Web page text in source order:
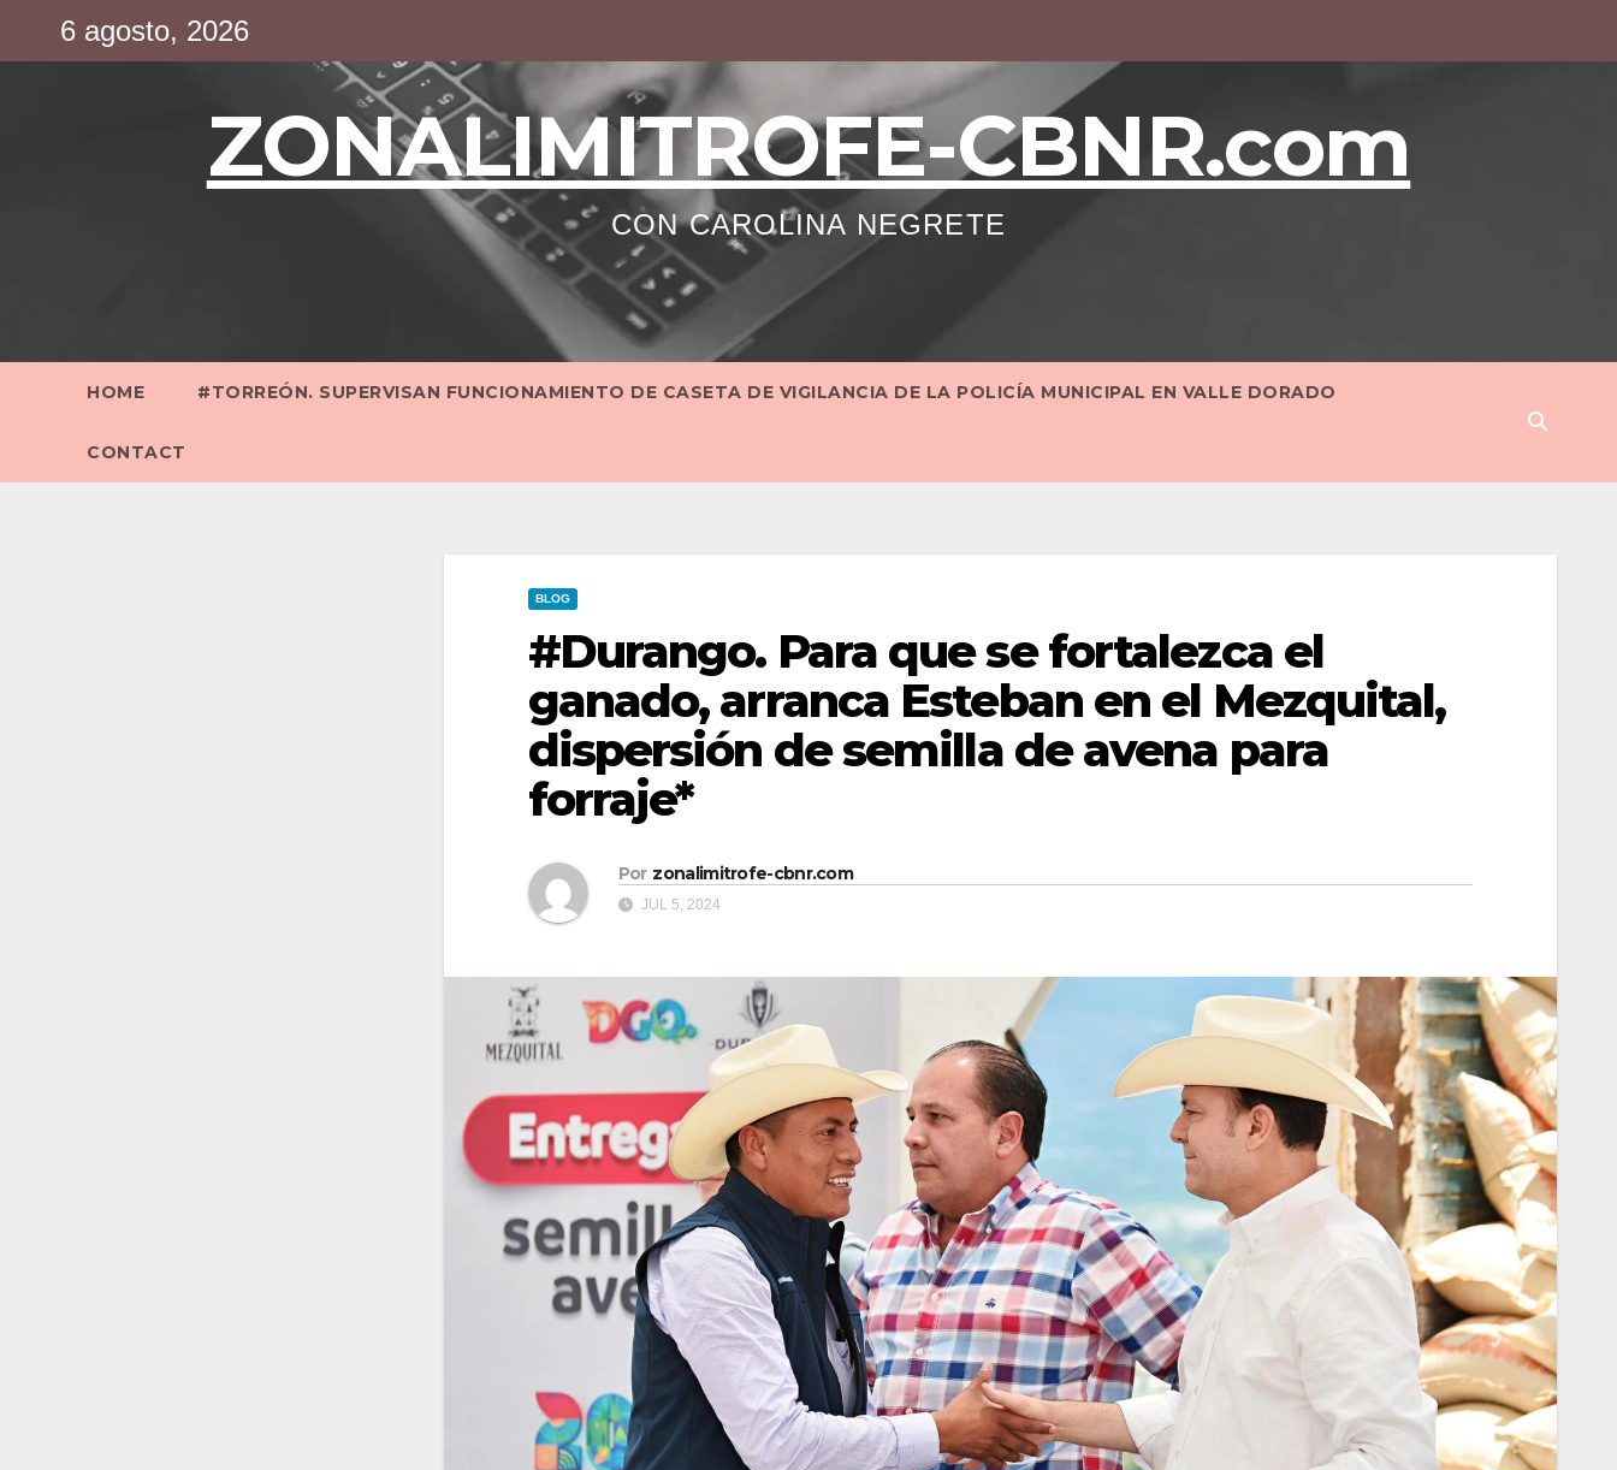
6 agosto, 2026
ZONALIMITROFE-CBNR.com
CON CAROLINA NEGRETE
HOME #TORREÓN. SUPERVISAN FUNCIONAMIENTO DE CASETA DE VIGILANCIA DE LA POLICÍA MUNICIPAL EN VALLE DORADO
CONTACT
BLOG
#Durango. Para que se fortalezca el
ganado, arranca Esteban en el Mezquital,
dispersión de semilla de avena para
forraje*
Por zonalimitrofe-cbnr.com
JUL 5, 2024